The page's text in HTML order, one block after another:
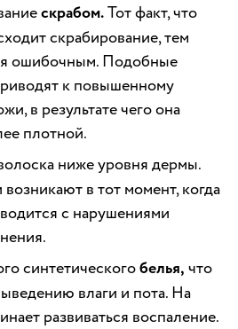
скрабом.Тот факт, что
скрабирование, тем
ошибочным. Подобные
к повышенному
в результате чего она
плотной.
ниже уровня дермы.
возникают в тот момент, когда
с нарушениями
синтетическогобелья, что
влаги и пота. На
развиваться воспаление.